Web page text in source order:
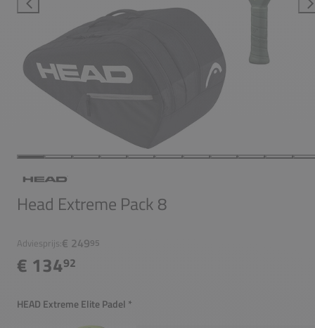
Head Extreme Pack 8
Adviesprijs:€ 24995
€ 13492
HEAD Extreme Elite Padel *